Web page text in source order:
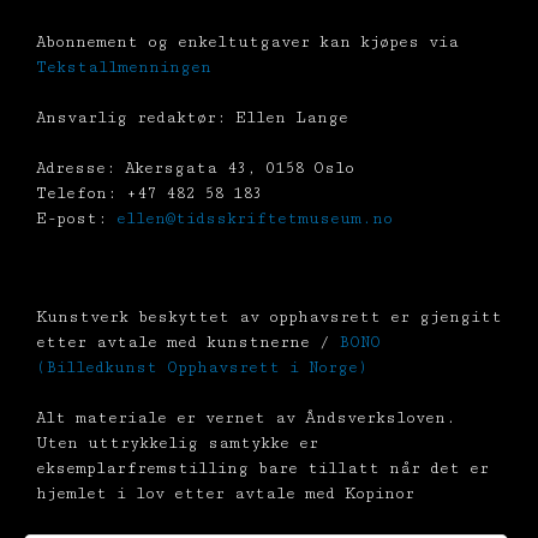
Abonnement og enkeltutgaver kan kjøpes via
Tekstallmenningen
Ansvarlig redaktør: Ellen Lange
Adresse: Akersgata 43, 0158 Oslo
Telefon: +47 482 58 183
E-post: ellen@tidsskriftetmuseum.no
Kunstverk beskyttet av opphavsrett er gjengitt
etter avtale med kunstnerne / BONO
(Billedkunst Opphavsrett i Norge)
Alt materiale er vernet av Åndsverksloven.
Uten uttrykkelig samtykke er
eksemplarfremstilling bare tillatt når det er
hjemlet i lov etter avtale med Kopinor